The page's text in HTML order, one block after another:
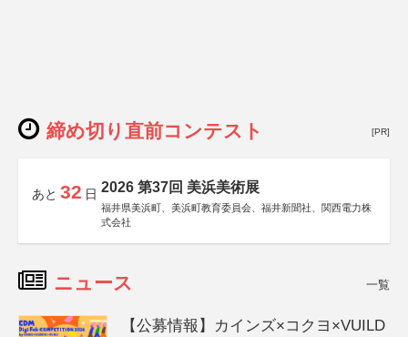
締め切り直前コンテスト [PR]
あと 32 日 2026 第37回 美浜美術展
福井県美浜町、美浜町教育委員会、福井新聞社、関西電力株
式会社
ニュース 一覧
【公募情報】カインズ×コクヨ×VUILD